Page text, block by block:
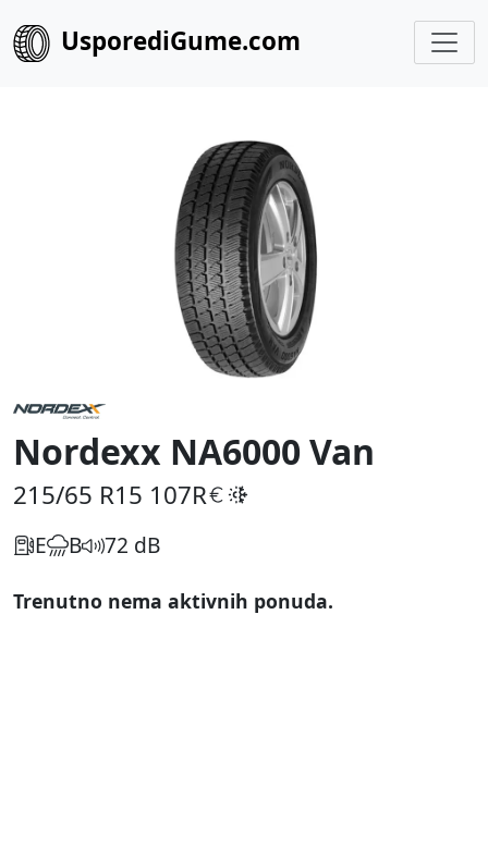
UsporediGume.com
Nordexx NA6000 Van
215/65 R15 107R
E B 72 dB
Trenutno nema aktivnih ponuda.